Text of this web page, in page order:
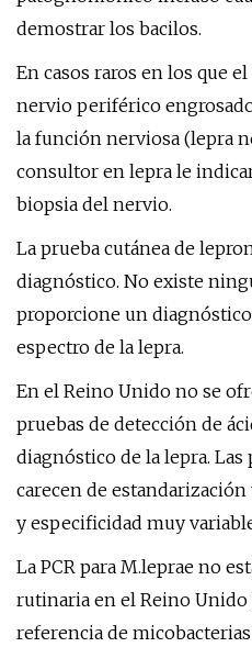
demostrar los bacilos.
En casos raros en los que
nervio periférico
la función nerviosa (lepra
consultor en lepra le
biopsia del nervio.
La prueba cutánea de
diagnóstico. No existe
proporcione un
espectro de la lepra.
En el Reino Unido no se
pruebas de detección de
diagnóstico de la lepra.
carecen de
y especificidad muy
La PCR para M.leprae no
rutinaria en el Reino
referencia de